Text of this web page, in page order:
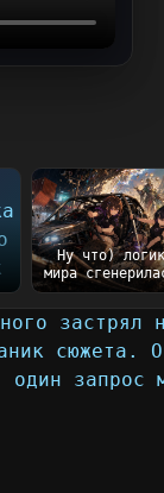
Ну что)
мира
На всю
ушло порядка